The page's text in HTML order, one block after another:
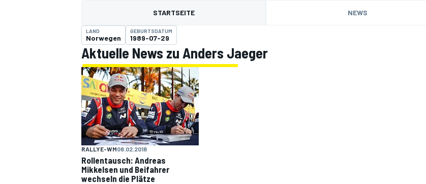
MOTOGP
STARTSEITE NEWS
LAND
Norwegen
GEBURTSDATUM
1989-07-29
Aktuelle News zu Anders Jaeger
RALLYE-WM08.02.2018
Rollentausch: Andreas
Mikkelsen und Beifahrer
wechseln die Plätze